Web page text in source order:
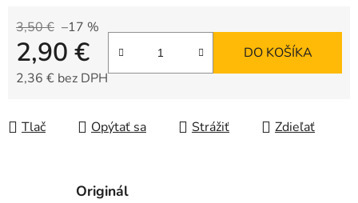
3,50 € –17 %
2,90 €
2,36 € bez DPH
DO KOŠÍKA
Tlač Opýtať sa Strážiť Zdieľať
Originál